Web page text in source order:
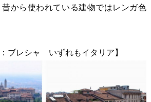
から使われている建物ではレンガ色
ブレシャ いずれもイタリア】